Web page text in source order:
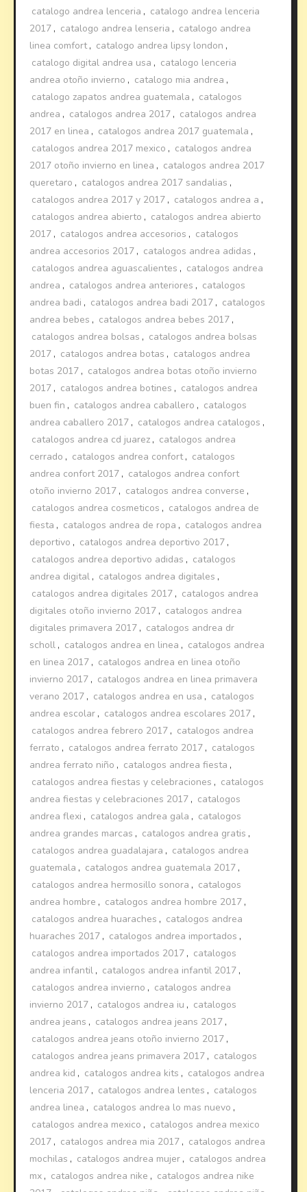
catalogo andrea lenceria , catalogo andrea lenceria
2017 , catalogo andrea lenseria , catalogo andrea
linea comfort, catalogo andrea lipsy london ,
catalogo digital andrea usa , catalogo lenceria
andrea otoño invierno , catalogo mia andrea ,
catalogo zapatos andrea guatemala , catalogos
andrea , catalogos andrea 2017 , catalogos andrea
2017 en linea , catalogos andrea 2017 guatemala ,
catalogos andrea 2017 mexico , catalogos andrea
2017 otoño invierno en linea , catalogos andrea 2017
queretaro , catalogos andrea 2017 sandalias ,
catalogos andrea 2017 y 2017 , catalogos andrea a ,
catalogos andrea abierto , catalogos andrea abierto
2017 , catalogos andrea accesorios , catalogos
andrea accesorios 2017 , catalogos andrea adidas ,
catalogos andrea aguascalientes , catalogos andrea
andrea , catalogos andrea anteriores , catalogos
andrea badi , catalogos andrea badi 2017 , catalogos
andrea bebes , catalogos andrea bebes 2017 ,
catalogos andrea bolsas , catalogos andrea bolsas
2017 , catalogos andrea botas , catalogos andrea
botas 2017 , catalogos andrea botas otoño invierno
2017 , catalogos andrea botines , catalogos andrea
buen fin , catalogos andrea caballero , catalogos
andrea caballero 2017 , catalogos andrea catalogos ,
catalogos andrea cd juarez , catalogos andrea
cerrado , catalogos andrea confort, catalogos
andrea confort 2017 , catalogos andrea confort
otoño invierno 2017 , catalogos andrea converse ,
catalogos andrea cosmeticos , catalogos andrea de
fiesta , catalogos andrea de ropa , catalogos andrea
deportivo , catalogos andrea deportivo 2017 ,
catalogos andrea deportivo adidas , catalogos
andrea digital , catalogos andrea digitales ,
catalogos andrea digitales 2017 , catalogos andrea
digitales otoño invierno 2017 , catalogos andrea
digitales primavera 2017 , catalogos andrea dr
scholl , catalogos andrea en linea , catalogos andrea
en linea 2017 , catalogos andrea en linea otoño
invierno 2017 , catalogos andrea en linea primavera
verano 2017 , catalogos andrea en usa , catalogos
andrea escolar , catalogos andrea escolares 2017 ,
catalogos andrea febrero 2017 , catalogos andrea
ferrato , catalogos andrea ferrato 2017 , catalogos
andrea ferrato niño , catalogos andrea fiesta ,
catalogos andrea fiestas y celebraciones , catalogos
andrea fiestas y celebraciones 2017 , catalogos
andrea flexi , catalogos andrea gala , catalogos
andrea grandes marcas , catalogos andrea gratis ,
catalogos andrea guadalajara , catalogos andrea
guatemala , catalogos andrea guatemala 2017 ,
catalogos andrea hermosillo sonora , catalogos
andrea hombre , catalogos andrea hombre 2017 ,
catalogos andrea huaraches , catalogos andrea
huaraches 2017 , catalogos andrea importados ,
catalogos andrea importados 2017 , catalogos
andrea infantil , catalogos andrea infantil 2017 ,
catalogos andrea invierno , catalogos andrea
invierno 2017 , catalogos andrea iu , catalogos
andrea jeans , catalogos andrea jeans 2017 ,
catalogos andrea jeans otoño invierno 2017 ,
catalogos andrea jeans primavera 2017 , catalogos
andrea kid , catalogos andrea kits , catalogos andrea
lenceria 2017 , catalogos andrea lentes , catalogos
andrea linea , catalogos andrea lo mas nuevo ,
catalogos andrea mexico , catalogos andrea mexico
2017 , catalogos andrea mia 2017 , catalogos andrea
mochilas , catalogos andrea mujer , catalogos andrea
mx , catalogos andrea nike , catalogos andrea nike